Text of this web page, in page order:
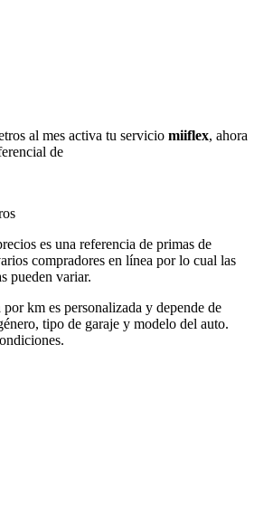
al mes activa tu servicio miiflex, ahora
de
es una referencia de primas de
compradores en línea por lo cual las
pueden variar.
km es personalizada y depende de
tipo de garaje y modelo del auto.